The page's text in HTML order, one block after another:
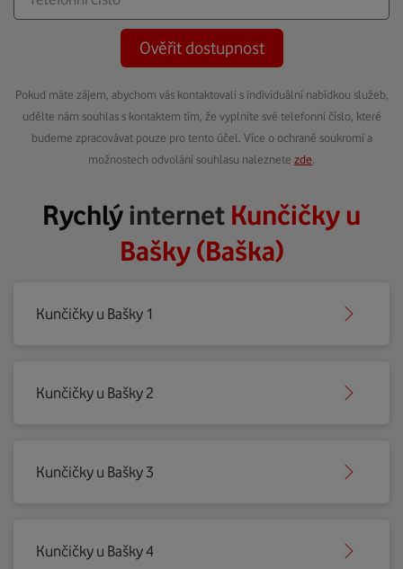
Ověřit dostupnost
Pokud máte zájem, abychom vás kontaktovali s individuální nabídkou služeb,
udělte nám souhlas s kontaktem tím, že vyplníte své telefonní číslo, které
budeme zpracovávat pouze pro tento účel. Více o ochraně soukromí a
možnostech odvolání souhlasu naleznete zde
Rychlýinternet Kunčičky u
Bašky (Baška)
Kunčičky u Bašky 1
Kunčičky u Bašky 2
Kunčičky u Bašky 3
Kunčičky u Bašky 4